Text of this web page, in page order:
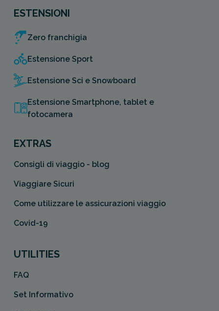
ESTENSIONI
Zero franchigia
Estensione Sport
Estensione Sci e Snowboard
Estensione Smartphone, tablet e
fotocamera
EXTRAS
Consigli di viaggio - blog
Viaggiare Sicuri
Come utilizzare le assicurazioni viaggio
Covid-19
UTILITIES
FAQ
Set Informativo